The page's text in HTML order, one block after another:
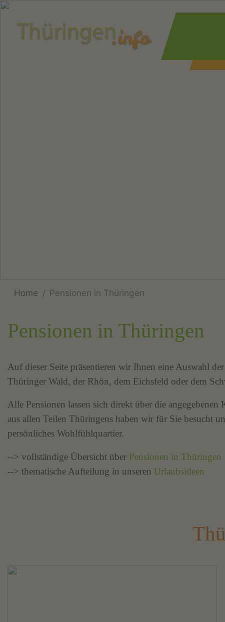
Home Pensionen in Thüringen
Pensionen in Thüringen
Auf dieser Seite präsentieren wir Ihnen eine Auswahl der
Thüringer Wald, der Rhön, dem Eichsfeld oder dem
Alle Pensionen lassen sich direkt über die
aus allen Teilen Thüringens haben wir für Sie besucht
persönliches Wohlfühlquartier.
--> vollständige Übersicht über Pensionen in Thüringen
--> thematische Aufteilung in unseren Urlaubsideen